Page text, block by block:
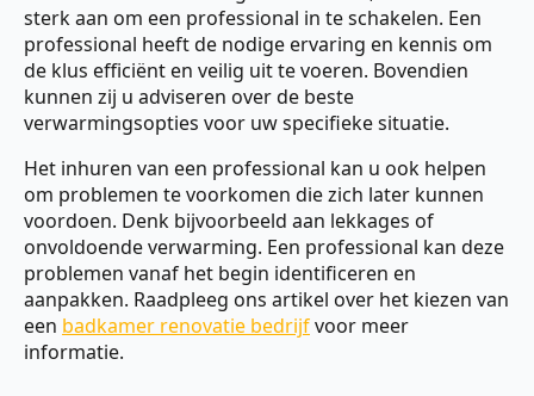
sterk aan om een professional in te schakelen. Een
professional heeft de nodige ervaring en kennis om
de klus efficiënt en veilig uit te voeren. Bovendien
kunnen zij u adviseren over de beste
verwarmingsopties voor uw specifieke situatie.
Het inhuren van een professional kan u ook helpen
om problemen te voorkomen die zich later kunnen
voordoen. Denk bijvoorbeeld aan lekkages of
onvoldoende verwarming. Een professional kan deze
problemen vanaf het begin identificeren en
aanpakken. Raadpleeg ons artikel over het kiezen van
een badkamer renovatie bedrijfvoor meer
informatie.